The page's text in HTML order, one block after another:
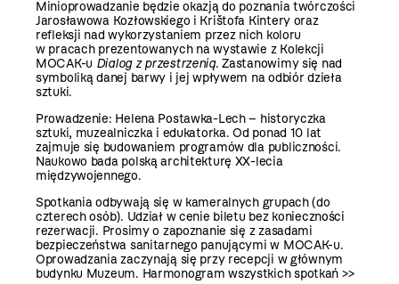
Minioprowadzanie będzie okazją do poznania twórczości
Jarosławowa Kozłowskiego i Krištofa Kintery oraz
refleksji nad wykorzystaniem przez nich koloru
w pracach prezentowanych na wystawie z Kolekcji
MOCAK-u Dialog z przestrzenią. Zastanowimy się nad
symboliką danej barwy i jej wpływem na odbiór dzieła
sztuki.
Prowadzenie: Helena Postawka-Lech – historyczka
sztuki, muzealniczka i edukatorka. Od ponad 10 lat
zajmuje się budowaniem programów dla publiczności.
Naukowo bada polską architekturę XX-lecia
międzywojennego.
Spotkania odbywają się w kameralnych grupach (do
czterech osób). Udział w cenie biletu bez konieczności
rezerwacji. Prosimy o zapoznanie się zzasadami
bezpieczeństwa sanitarnego panującymi w MOCAK-u.
Oprowadzania zaczynają się przy recepcji w głównym
budynku Muzeum. Harmonogram wszystkich spotkań >>